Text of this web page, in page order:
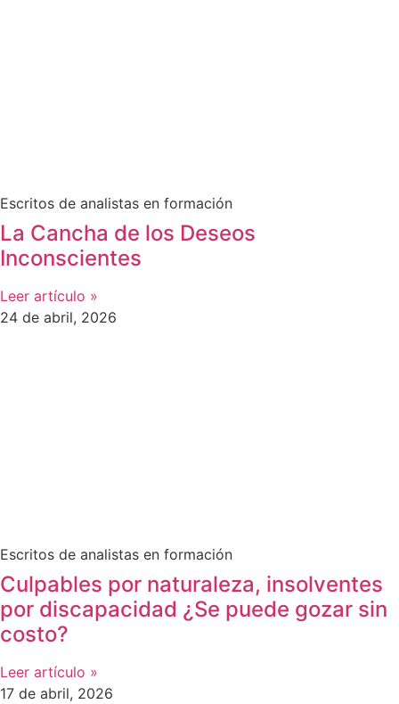
Escritos de analistas en formación
La Cancha de los Deseos
Inconscientes
Leer artículo »
24 de abril, 2026
Escritos de analistas en formación
Culpables por naturaleza, insolventes
por discapacidad ¿Se puede gozar sin
costo?
Leer artículo »
17 de abril, 2026